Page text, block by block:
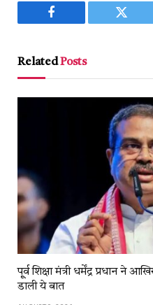
Facebook
RelatedPosts
पू्र्व शिक्षा मंत्री धर्मेंद्र प्रधान ने
डाली ये बात